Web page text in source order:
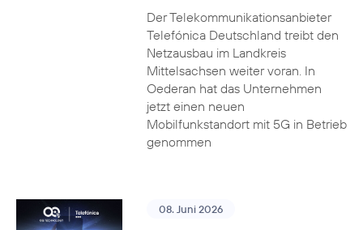
Der Telekommunikationsanbieter
Telefónica Deutschland treibt den
Netzausbau im Landkreis
Mittelsachsen weiter voran. In
Oederan hat das Unternehmen
jetzt einen neuen
Mobilfunkstandort mit 5G in Betrieb
genommen
08. Juni 2026